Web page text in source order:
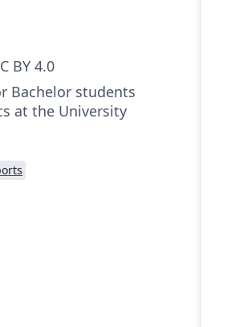
BY 4.0
Bachelor students
at the University